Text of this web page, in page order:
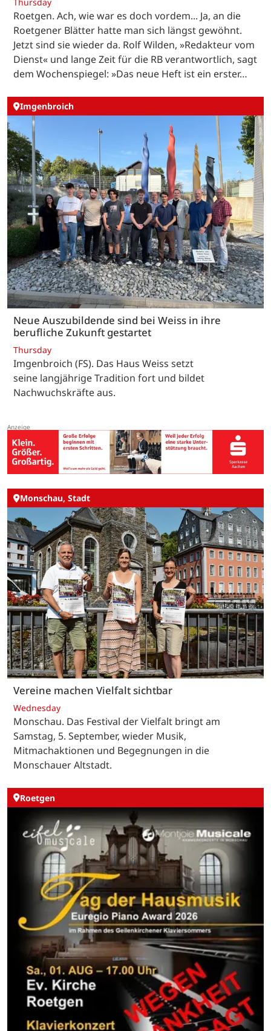
Roetgen. Ach, wie war es doch vordem... Ja, an die
Roetgener Blätter hatte man sich längst gewöhnt.
Jetzt sind sie wieder da. Rolf Wilden, »Redakteur vom
Dienst« und lange Zeit für die RB verantwortlich, sagt
dem Wochenspiegel: »Das neue Heft ist ein erster…
Imgenbroich
Neue Auszubildende sind bei Weiss in ihre
berufliche Zukunft gestartet
Thursday
Imgenbroich (FS). Das Haus Weiss setzt
seine langjährige Tradition fort und bildet
Nachwuchskräfte aus.
Monschau, Stadt
Vereine machen Vielfalt sichtbar
Wednesday
Monschau. Das Festival der Vielfalt bringt am
Samstag, 5. September, wieder Musik,
Mitmachaktionen und Begegnungen in die
Monschauer Altstadt.
Roetgen